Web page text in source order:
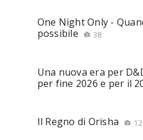
One Night Only -
possibile
38
Una nuova era per
per fine 2026 e per il
Il Regno di Orisha 12